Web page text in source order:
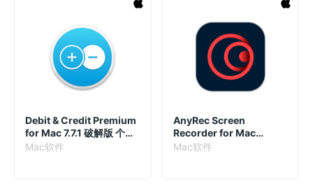
Debit & Credit Premium
for Mac 7.7.1 破解版 个人
财务管理
Mac软件
AnyRec Screen
Recorder for Mac
1.1.22.4838 破解版 超强
Mac软件